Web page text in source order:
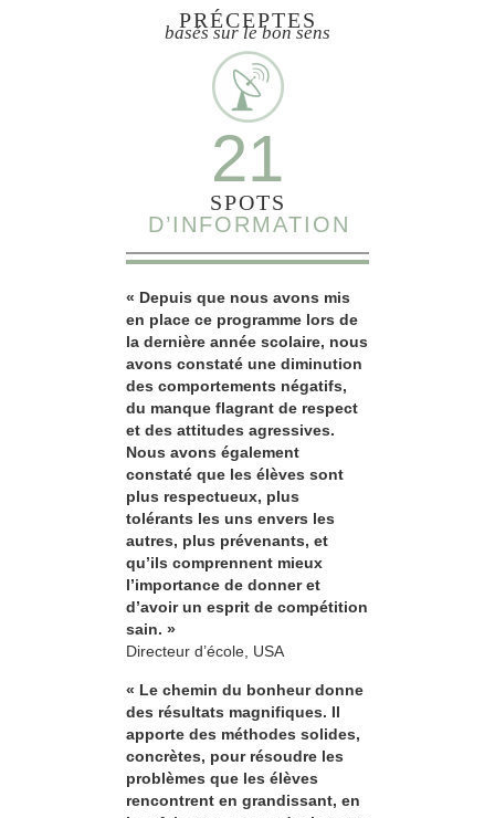
PRÉCEPTES
basés sur le bon sens
21
SPOTS
D’INFORMATION
« Depuis que nous avons mis
en place ce programme lors de
la dernière année scolaire, nous
avons constaté une diminution
des comportements négatifs,
du manque flagrant de respect
et des attitudes agressives.
Nous avons également
constaté que les élèves sont
plus respectueux, plus
tolérants les uns envers les
autres, plus prévenants, et
qu’ils comprennent mieux
l’importance de donner et
d’avoir un esprit de compétition
sain. »
Directeur d’école, USA
« Le chemin du bonheur donne
des résultats magnifiques. Il
apporte des méthodes solides,
concrètes, pour résoudre les
problèmes que les élèves
rencontrent en grandissant, en